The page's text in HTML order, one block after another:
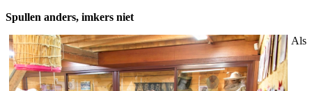
Spullen anders, imkers niet
Als